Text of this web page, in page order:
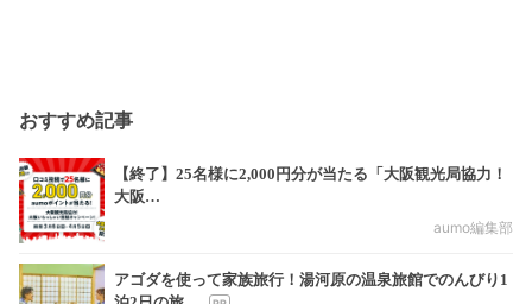
おすすめ記事
【終了】25名様に2,000円分が当たる「大阪観光局協力！
大阪…
aumo編集部
アゴダを使って家族旅行！湯河原の温泉旅館でのんびり1